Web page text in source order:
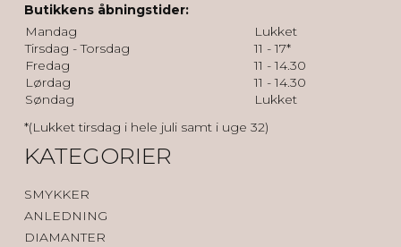
Butikkens åbningstider:
Mandag
Lukket
Tirsdag - Torsdag
11 - 17*
Fredag
11 - 14.30
Lørdag
11 - 14.30
Søndag
Lukket
*(Lukket tirsdag i hele juli samt i uge 32)
KATEGORIER
SMYKKER
ANLEDNING
DIAMANTER